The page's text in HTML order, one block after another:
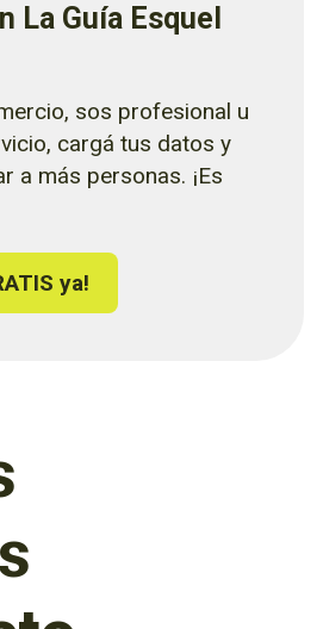
La Guía Esquel
sos profesional u
cargá tus datos y
a más personas. ¡Es
ya!